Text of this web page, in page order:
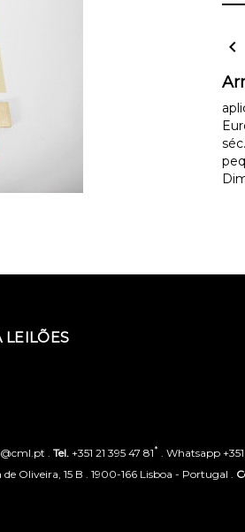
chevron_left
LEILÕES
. Tel. +351 21 395 47 81* . Whatsapp
Oliveira, 15 B . 1900-166 Lisboa - Portugal .